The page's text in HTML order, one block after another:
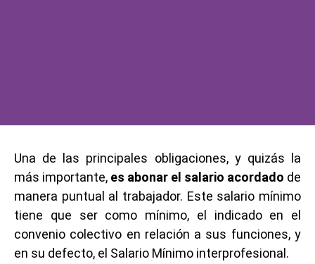
Una de las principales obligaciones, y quizás la
más importante, es abonar el salario acordado de
manera puntual al trabajador. Este salario mínimo
tiene que ser como mínimo, el indicado en el
convenio colectivo en relación a sus funciones, y
en su defecto, el Salario Mínimo interprofesional.